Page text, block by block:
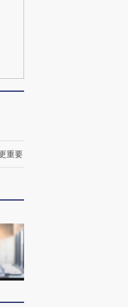
视线｜“入侵”还是“人道危
机”？难民潮撕裂西班牙
飞地休达
【商旅对话】华住集团
住三大增长引擎是什么？
重要